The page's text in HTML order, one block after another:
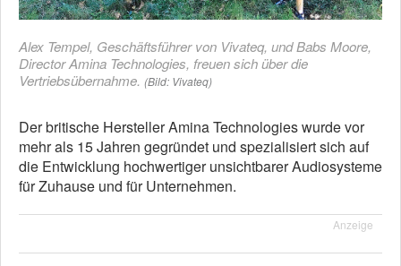
Alex Tempel, Geschäftsführer von Vivateq, und Babs Moore,
Director Amina Technologies, freuen sich über die
Vertriebsübernahme. (Bild: Vivateq)
Der britische Hersteller Amina Technologies wurde vor
mehr als 15 Jahren gegründet und spezialisiert sich auf
die Entwicklung hochwertiger unsichtbarer Audiosysteme
für Zuhause und für Unternehmen.
Anzeige